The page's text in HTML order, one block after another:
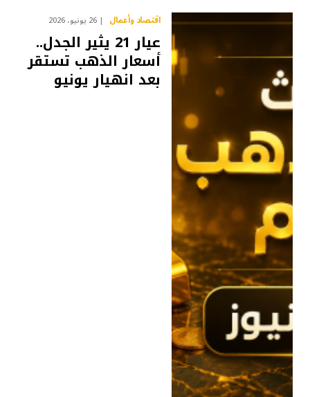
اقتصاد وأعمال 26 يونيو، 2026
عيار 21 يثير الجدل..
أسعار الذهب تستقر
بعد انهيار يونيو